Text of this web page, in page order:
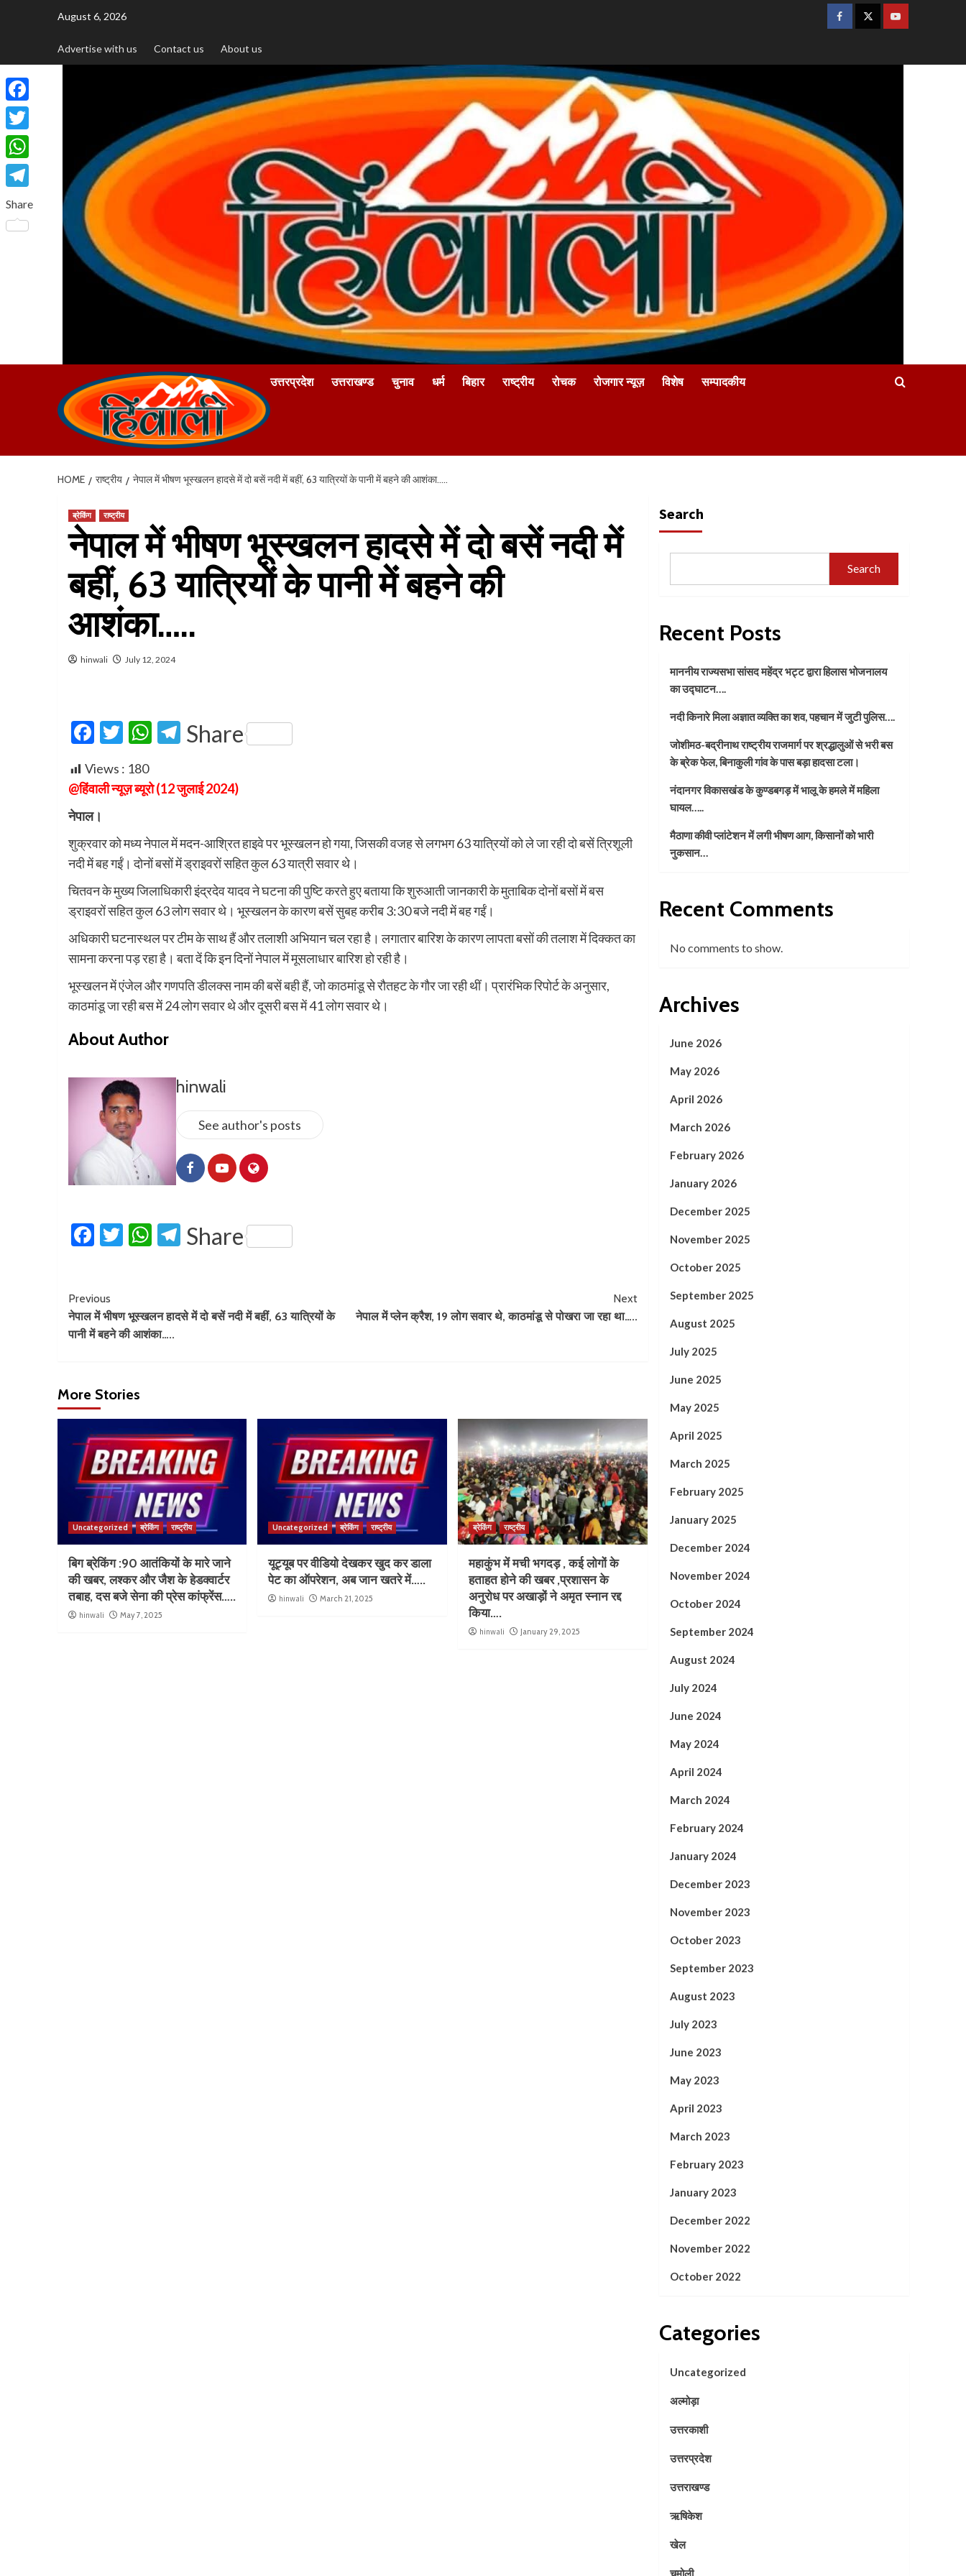
August 6, 2026
Advertise with us Contact us About us
उत्तरप्रदेश उत्तराखण्ड चुनाव धर्म बिहार राष्ट्रीय रोचक रोजगार न्यूज़ विशेष सम्पादकीय
HOME राष्ट्रीय नेपाल में भीषण भूस्खलन हादसे में दो बसें नदी में बहीं, 63 यात्रियों के पानी में बहने की आशंका…..
ब्रेकिंग राष्ट्रीय
नेपाल में भीषण भूस्खलन हादसे में दो बसें नदी में
बहीं, 63 यात्रियों के पानी में बहने की
आशंका…..
hinwali July 12, 2024
Facebook
Twitter
WhatsApp
Telegram
Share
Views : 180
@हिंवाली न्यूज़ ब्यूरो (12 जुलाई 2024)
नेपाल।
शुक्रवार को मध्य नेपाल में मदन-आश्रित हाइवे पर भूस्खलन हो गया, जिसकी वजह से लगभग 63 यात्रियों को ले जा रही दो बसें त्रिशूली
नदी में बह गईं। दोनों बसों में ड्राइवरों सहित कुल 63 यात्री सवार थे।
चितवन के मुख्य जिलाधिकारी इंद्रदेव यादव ने घटना की पुष्टि करते हुए बताया कि शुरुआती जानकारी के मुताबिक दोनों बसों में बस
ड्राइवरों सहित कुल 63 लोग सवार थे। भूस्खलन के कारण बसें सुबह करीब 3:30 बजे नदी में बह गईं।
अधिकारी घटनास्थल पर टीम के साथ हैं और तलाशी अभियान चल रहा है। लगातार बारिश के कारण लापता बसों की तलाश में दिक्कत का
सामना करना पड़ रहा है। बता दें कि इन दिनों नेपाल में मूसलाधार बारिश हो रही है।
भूस्खलन में एंजेल और गणपति डीलक्स नाम की बसें बही हैं, जो काठमांडू से रौतहट के गौर जा रही थीं। प्रारंभिक रिपोर्ट के अनुसार,
काठमांडू जा रही बस में 24 लोग सवार थे और दूसरी बस में 41 लोग सवार थे।
About Author
hinwali
See author's posts
Facebook
Twitter
WhatsApp
Telegram
Share
Previous
नेपाल में भीषण भूस्खलन हादसे में दो बसें नदी में बहीं, 63 यात्रियों के
पानी में बहने की आशंका…..
Next
नेपाल में प्लेन क्रैश, 19 लोग सवार थे, काठमांडू से पोखरा जा रहा था…..
More Stories
Uncategorized ब्रेकिंग राष्ट्रीय
बिग ब्रेकिंग :90 आतंकियों के मारे जाने
की खबर, लश्कर और जैश के हेडक्वार्टर
तबाह, दस बजे सेना की प्रेस कांफ्रेंस…..
hinwali May 7, 2025
Uncategorized ब्रेकिंग राष्ट्रीय
यूट्यूब पर वीडियो देखकर खुद कर डाला
पेट का ऑपरेशन, अब जान खतरे में…..
hinwali March 21, 2025
ब्रेकिंग राष्ट्रीय
महाकुंभ में मची भगदड़ , कई लोगों के
हताहत होने की खबर ,प्रशासन के
अनुरोध पर अखाड़ों ने अमृत स्नान रद्द
किया….
hinwali January 29, 2025
Search
Search
Recent Posts
माननीय राज्यसभा सांसद महेंद्र भट्ट द्वारा हिलास भोजनालय
का उद्घाटन….
नदी किनारे मिला अज्ञात व्यक्ति का शव, पहचान में जुटी पुलिस….
जोशीमठ-बद्रीनाथ राष्ट्रीय राजमार्ग पर श्रद्धालुओं से भरी बस
के ब्रेक फेल, बिनाकुली गांव के पास बड़ा हादसा टला।
नंदानगर विकासखंड के कुण्डबगड़ में भालू के हमले में महिला
घायल…..
मैठाणा कीवी प्लांटेशन में लगी भीषण आग, किसानों को भारी
नुकसान…
Recent Comments
No comments to show.
Archives
June 2026
May 2026
April 2026
March 2026
February 2026
January 2026
December 2025
November 2025
October 2025
September 2025
August 2025
July 2025
June 2025
May 2025
April 2025
March 2025
February 2025
January 2025
December 2024
November 2024
October 2024
September 2024
August 2024
July 2024
June 2024
May 2024
April 2024
March 2024
February 2024
January 2024
December 2023
November 2023
October 2023
September 2023
August 2023
July 2023
June 2023
May 2023
April 2023
March 2023
February 2023
January 2023
December 2022
November 2022
October 2022
Categories
Uncategorized
अल्मोड़ा
उत्तरकाशी
उत्तरप्रदेश
उत्तराखण्ड
ऋषिकेश
खेल
चमोली
Facebook
Twitter
WhatsApp
Telegram
Share